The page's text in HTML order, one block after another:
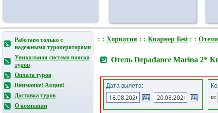
Работаем только с
надежными туроператорами
Уникальная система поиска
туров
Оплата туров
Внимание! Акции!
Доставка туров
О компании
: : Хорватия : : Кварнер Бей : : Отели
Отель Depadance Marina 2*
Дата вылета:
от